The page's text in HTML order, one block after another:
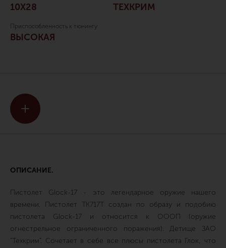
10Х28 ТЕХКРИМ
Приспособленность к тюнингу
ВЫСОКАЯ
ОПИСАНИЕ.
Пистолет Glock-17 - это легендарное оружие нашего
времени. Пистолет ТК717Т создан по образу и подобию
пистолета Glock-17 и относится к ОООП (оружие
огнестрельное ограниченного поражения). Детище ЗАО
"Техкрим". Сочетает в себе все плюсы пистолета Глок, что